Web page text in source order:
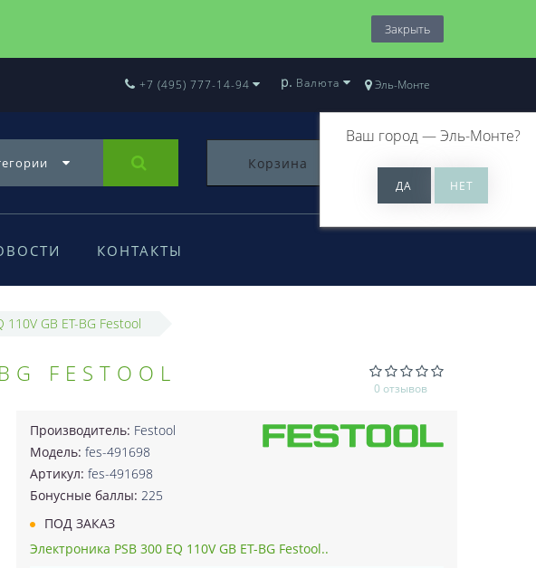
Закрыть
Эль-Монте
Ваш город —Эль-Монте?
+7 (495) 777-14-94 р. Валюта
Корзина 0
КОНТАКТЫ
110V GB ET-BG Festool
FESTOOL
0 отзывов
Производитель: Festool
Модель: fes-491698
Артикул: fes-491698
Бонусные баллы: 225
ПОД ЗАКАЗ
Электроника PSB 300 EQ 110V GB ET-BG Festool..